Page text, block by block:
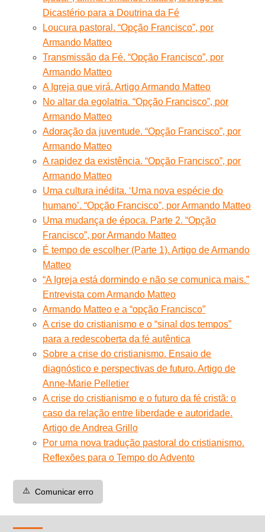
Dicastério para a Doutrina da Fé
Loucura pastoral. “Opção Francisco”, por
Armando Matteo
Transmissão da Fé. “Opção Francisco”, por
Armando Matteo
A Igreja que virá. Artigo Armando Matteo
No altar da egolatria. “Opção Francisco”, por
Armando Matteo
Adoração da juventude. “Opção Francisco”, por
Armando Matteo
A rapidez da existência. “Opção Francisco”, por
Armando Matteo
Uma cultura inédita. ‘Uma nova espécie do
humano’. “Opção Francisco”, por Armando Matteo
Uma mudança de época. Parte 2. “Opção
Francisco”, por Armando Matteo
É tempo de escolher (Parte 1). Artigo de Armando
Matteo
“A Igreja está dormindo e não se comunica mais.”
Entrevista com Armando Matteo
Armando Matteo e a “opção Francisco”
A crise do cristianismo e o “sinal dos tempos”
para a redescoberta da fé autêntica
Sobre a crise do cristianismo. Ensaio de
diagnóstico e perspectivas de futuro. Artigo de
Anne-Marie Pelletier
A crise do cristianismo e o futuro da fé cristã: o
caso da relação entre liberdade e autoridade.
Artigo de Andrea Grillo
Por uma nova tradução pastoral do cristianismo.
Reflexões para o Tempo do Advento
⚠️ Comunicar erro